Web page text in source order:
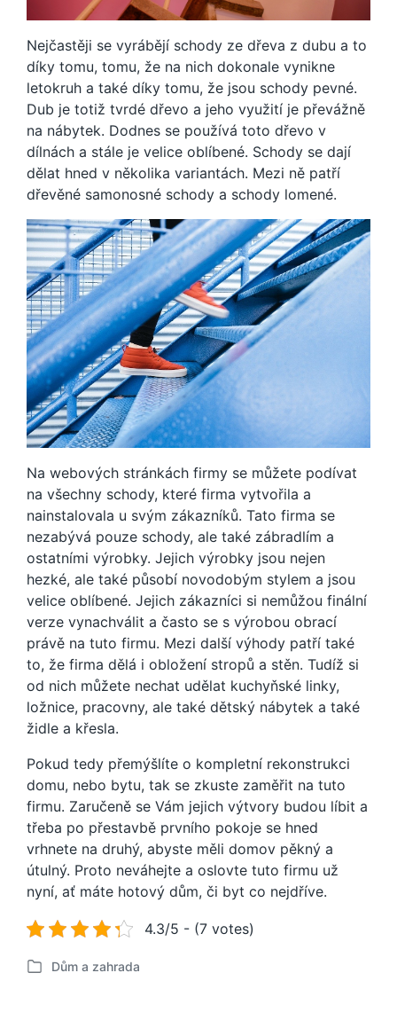
Nejčastěji se vyrábějí schody ze dřeva z dubu a to
díky tomu, tomu, že na nich dokonale vynikne
letokruh a také díky tomu, že jsou schody pevné.
Dub je totiž tvrdé dřevo a jeho využití je převážně
na nábytek. Dodnes se používá toto dřevo v
dílnách a stále je velice oblíbené. Schody se dají
dělat hned v několika variantách. Mezi ně patří
dřevěné samonosné schody a schody lomené.
Na webových stránkách firmy se můžete podívat
na všechny schody, které firma vytvořila a
nainstalovala u svým zákazníků. Tato firma se
nezabývá pouze schody, ale také zábradlím a
ostatními výrobky. Jejich výrobky jsou nejen
hezké, ale také působí novodobým stylem a jsou
velice oblíbené. Jejich zákazníci si nemůžou finální
verze vynachválit a často se s výrobou obrací
právě na tuto firmu. Mezi další výhody patří také
to, že firma dělá i obložení stropů a stěn. Tudíž si
od nich můžete nechat udělat kuchyňské linky,
ložnice, pracovny, ale také dětský nábytek a také
židle a křesla.
Pokud tedy přemýšlíte o kompletní rekonstrukci
domu, nebo bytu, tak se zkuste zaměřit na tuto
firmu. Zaručeně se Vám jejich výtvory budou líbit a
třeba po přestavbě prvního pokoje se hned
vrhnete na druhý, abyste měli domov pěkný a
útulný. Proto neváhejte a oslovte tuto firmu už
nyní, ať máte hotový dům, či byt co nejdříve.
4.3/5 - (7 votes)
P
Dům a zahrada